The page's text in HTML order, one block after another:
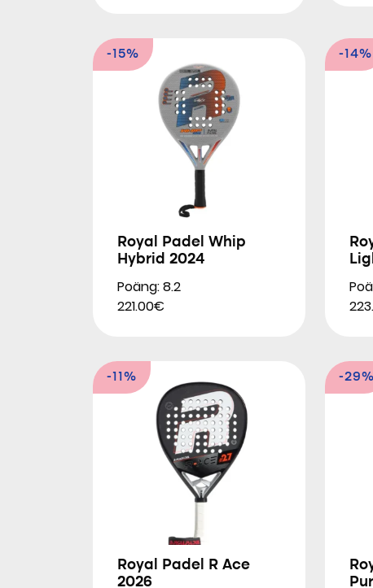
-15%
Royal Padel Whip
Hybrid 2024
Poäng: 8.2
221.00€
-14%
-11%
Royal Padel R Ace
2026
-29%